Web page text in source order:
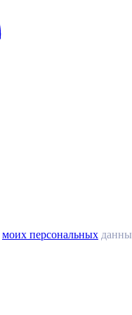
моих персональных